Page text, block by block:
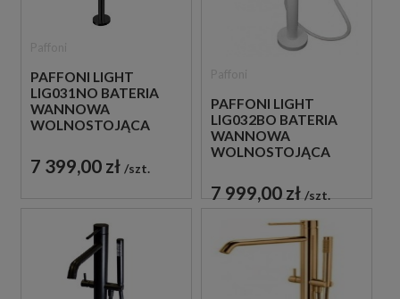
PAFFONI LIGHT
LIG031NO BATERIA
WANNOWA
WOLNOSTOJĄCA
7 399,00 zł szt.
PAFFONI LIGHT
LIG032BO BATERIA
WANNOWA
WOLNOSTOJĄCA
7 999,00 zł szt.